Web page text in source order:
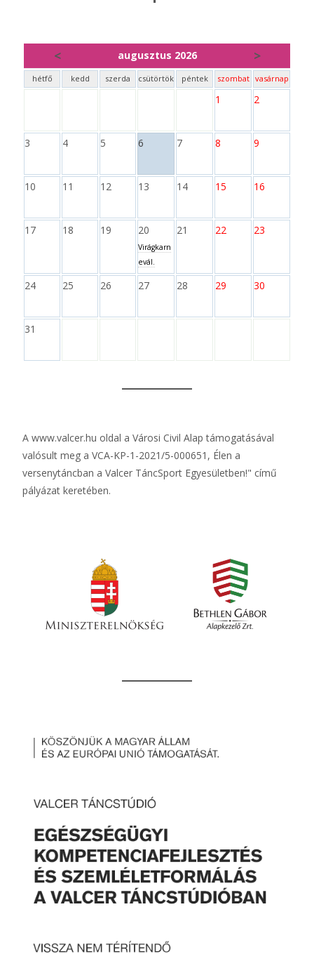
< augusztus 2026 >
hétfő kedd szerda csütörtök péntek szombat vasárnap
1 2
3 4 5 6 7 8 9
10 11 12 13 14 15 16
17 18 19 20
Virágkarn
evál.
21 22 23
24 25 26 27 28 29 30
31
A www.valcer.hu oldal a Városi Civil Alap támogatásával
valósult meg a VCA-KP-1-2021/5-000651, Élen a
versenytáncban a Valcer TáncSport Egyesületben!" című
pályázat keretében.